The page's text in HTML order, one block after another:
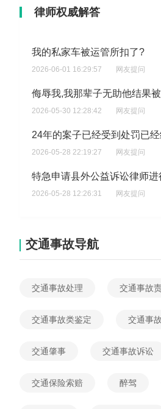
律师权威解答
我的私家车被运管所扣了?
2026-06-01 16:29:57 网友提问
2026-05-30 12:28:42 网友提问
2026-05-28 22:19:27 网友提问
2026-05-28 12:26:31 网友提问
2026-06-04 12:21:00 网友提问
交通事故导航
交通事故处理 交通事故
交通事故类鉴定 交通事
交通肇事 交通事故诉讼
交通保险索赔 醉驾